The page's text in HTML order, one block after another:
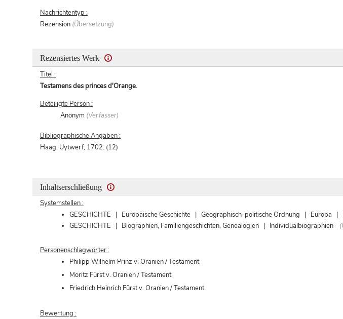
Nachrichtentyp :
Rezension (Übersetzung)
Rezensiertes Werk
Titel :
Testamens des princes d'Orange.
Beteiligte Person :
Anonym (Verfasser)
Bibliographische Angaben :
Haag: Uytwerf, 1702. (12)
Inhaltserschließung
Systemstellen :
GESCHICHTE | Europäische Geschichte | Geographisch-politische Ordnung | Europa
GESCHICHTE | Biographien, Familiengeschichten, Genealogien | Individualbiographien
Personenschlagwörter :
Philipp Wilhelm Prinz v. Oranien / Testament
Moritz Fürst v. Oranien / Testament
Friedrich Heinrich Fürst v. Oranien / Testament
Bewertung :